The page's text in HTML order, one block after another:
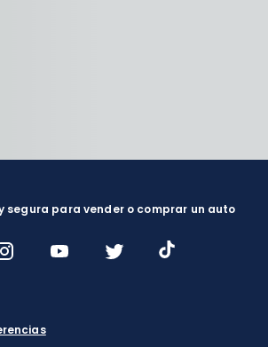
segura para vender o comprar un auto